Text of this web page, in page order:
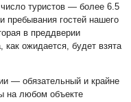
туристов — более 6.5
пребывания гостей нашего
в преддверии
ожидается, будет взята
— обязательный и крайне
на любом объекте